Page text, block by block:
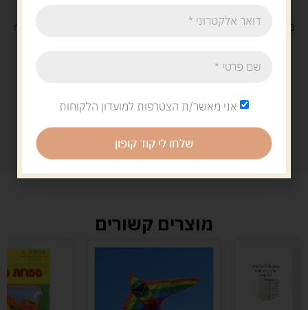
משלוח חינםבקנייה מעל 329 ש"ח
מוצרים קשורים
אני מאשר/ת הצטרפות למועדון הלקוחות
שלחו לי קוד קופון